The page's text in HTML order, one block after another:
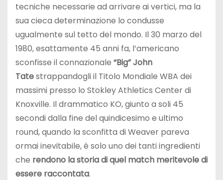
tecniche necessarie ad arrivare ai vertici, ma la
sua cieca determinazione lo condusse
ugualmente sul tetto del mondo. Il 30 marzo del
1980, esattamente 45 anni fa, l’americano
sconfisse il connazionale “Big” John
Tatestrappandogli il Titolo Mondiale WBA dei
massimi presso lo Stokley Athletics Center di
Knoxville. Il drammatico KO, giunto a soli 45
secondi dalla fine del quindicesimo e ultimo
round, quando la sconfitta di Weaver pareva
ormai inevitabile, è solo uno dei tanti ingredienti
che rendono la storia di quel match meritevole di
essere raccontata.